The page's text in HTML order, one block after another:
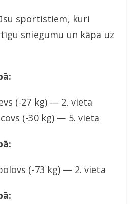
sportistiem, kuri
sniegumu un kāpa uz
(-27 kg) — 2. vieta
(-30 kg) — 5. vieta
(-73 kg) — 2. vieta